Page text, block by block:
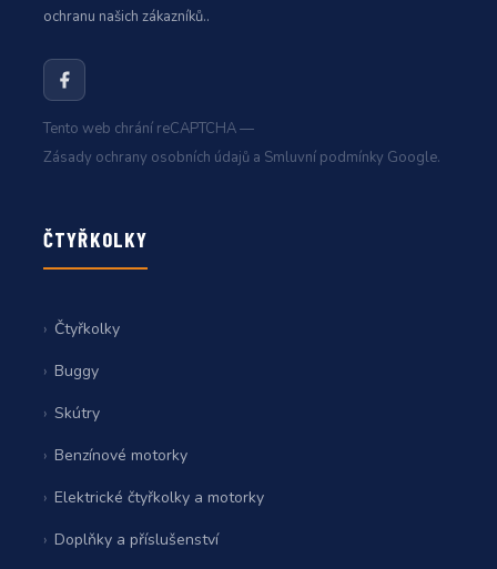
ochranu našich zákazníků..
Tento web chrání reCAPTCHA —
Zásady ochrany osobních údajů a Smluvní podmínky Google.
ČTYŘKOLKY
Čtyřkolky
Buggy
Skútry
Benzínové motorky
Elektrické čtyřkolky a motorky
Doplňky a příslušenství